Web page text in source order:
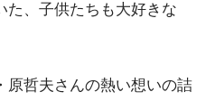
た、子供たちも大好きな
原哲夫さんの熱い想いの詰